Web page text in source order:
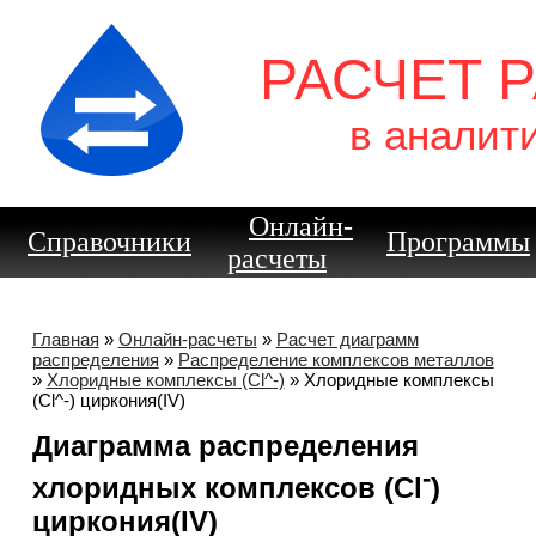
РАСЧЕТ
в
Справочники
Онлайн-
расчеты
Программы
Главная » Онлайн-расчеты » Расчет диаграмм
распределения » Распределение комплексов металлов
» Хлоридные комплексы (Cl^-) » Хлоридные комплексы
(Cl^-) циркония(IV)
Диаграмма распределения
хлоридных комплексов (Cl-)
циркония(IV)